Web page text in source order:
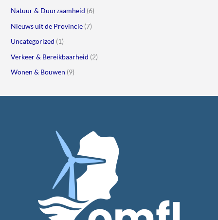
Natuur & Duurzaamheid (6)
Nieuws uit de Provincie(7)
Uncategorized (1)
Verkeer & Bereikbaarheid (2)
Wonen & Bouwen (9)